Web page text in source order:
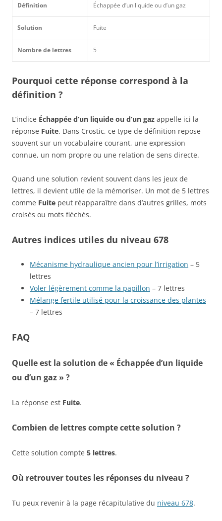
Définition Échappée d’un liquide ou d’un gaz
Solution Fuite
Nombre de lettres 5
Pourquoi cette réponse correspond à la
définition ?
L’indice Échappée d’un liquide ou d’un gaz appelle ici la
réponse Fuite. Dans Crostic, ce type de définition repose
souvent sur un vocabulaire courant, une expression
connue, un nom propre ou une relation de sens directe.
Quand une solution revient souvent dans les jeux de
lettres, il devient utile de la mémoriser. Un mot de 5 lettres
comme Fuite peut réapparaître dans d’autres grilles, mots
croisés ou mots fléchés.
Autres indices utiles du niveau 678
Mécanisme hydraulique ancien pour l’irrigation – 5
lettres
Voler légèrement comme la papillon – 7 lettres
Mélange fertile utilisé pour la croissance des plantes
– 7 lettres
FAQ
Quelle est la solution de « Échappée d’un liquide
ou d’un gaz » ?
La réponse est Fuite.
Combien de lettres compte cette solution ?
Cette solution compte 5 lettres.
Où retrouver toutes les réponses du niveau ?
Tu peux revenir à la page récapitulative du niveau 678.